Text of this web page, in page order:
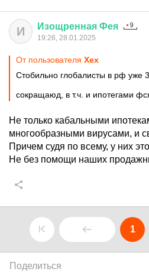
И Изощренная Фея
19:26, 28.01.2025
От пользователя Хех
Стобильно глобалисты в рф уже
сокращаюд, в т.ч. и ипотегами
Не только кабальными
многообразными вирусами, и
Причем судя по всему, у них
Не без помощи наших
1
Поделиться